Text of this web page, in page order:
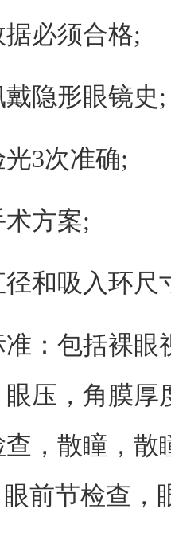
必须合格;
隐形眼镜史;
3次准确;
方案;
和吸入环尺
包括裸眼
压，角膜厚
，散瞳，
前节检查，